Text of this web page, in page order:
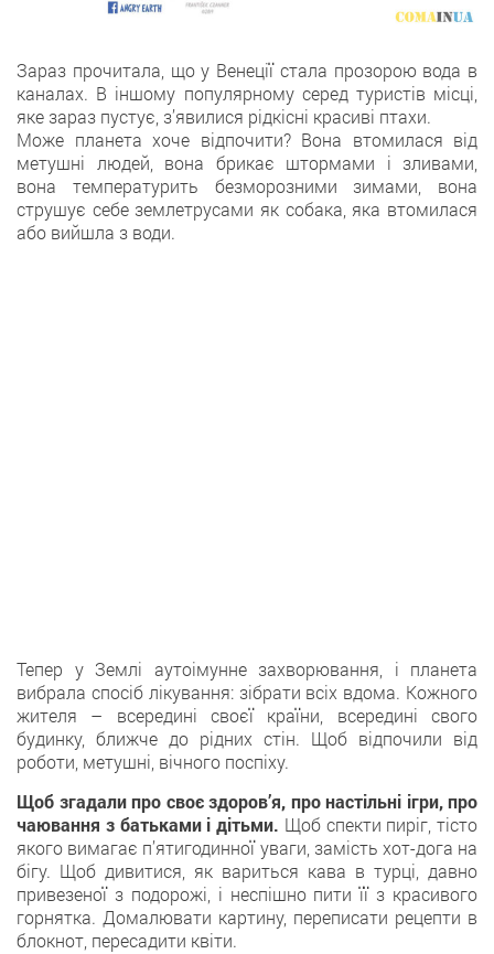
Зараз прочитала, що у Венеції стала прозорою вода в
каналах. В іншому популярному серед туристів місці,
яке зараз пустує, з’явилися рідкісні красиві птахи.
Може планета хоче відпочити? Вона втомилася від
метушні людей, вона брикає штормами і зливами,
вона температурить безморозними зимами, вона
струшує себе землетрусами як собака, яка втомилася
або вийшла з води.
Тепер у Землі аутоімунне захворювання, і планета
вибрала спосіб лікування: зібрати всіх вдома. Кожного
жителя – всередині своєї країни, всередині свого
будинку, ближче до рідних стін. Щоб відпочили від
роботи, метушні, вічного поспіху.
Щоб згадали про своє здоров’я, про настільні ігри, про
чаювання з батьками і дітьми. Щоб спекти пиріг, тісто
якого вимагає п’ятигодинної уваги, замість хот-дога на
бігу. Щоб дивитися, як вариться кава в турці, давно
привезеної з подорожі, і неспішно пити її з красивого
горнятка. Домалювати картину, переписати рецепти в
блокнот, пересадити квіти.